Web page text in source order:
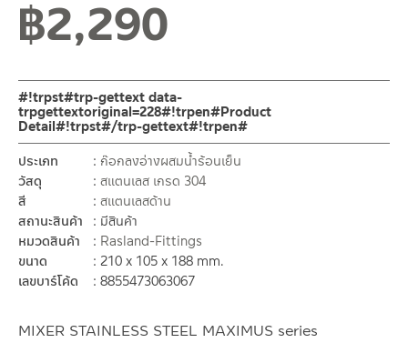
฿2,290
MIXER STAINLESS STEEL MAXIMUS series
#!trpst#trp-gettext data-
trpgettextoriginal=228#!trpen#Product
Detail#!trpst#/trp-gettext#!trpen#
ประเภท
ก๊อกลงอ่างผสมน้ำร้อนเย็น
วัสดุ
สแตนเลส เกรด 304
สี
สแตนเลสด้าน
สถานะสินค้า
มีสินค้า
หมวดสินค้า
Rasland-Fittings
ขนาด
210 x 105 x 188 mm.
เลขบาร์โค้ด
8855473063067